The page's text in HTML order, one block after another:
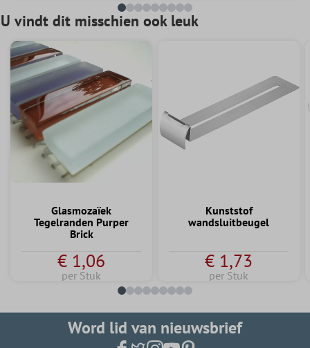
U vindt dit misschien ook leuk
Glasmozaïek
Tegelranden Purper
Brick
€ 1,06
per Stuk
Kunststof
wandsluitbeugel
€ 1,73
per Stuk
Word lid van nieuwsbrief